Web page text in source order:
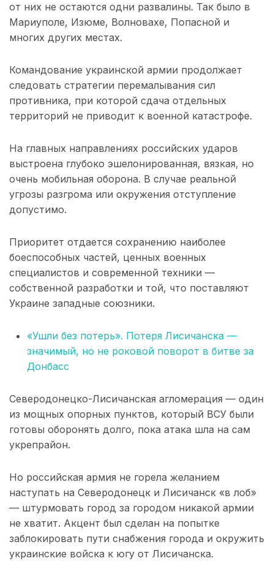
от них не остаются одни развалины. Так было в
Мариуполе, Изюме, Волновахе, Попасной и
многих других местах.
Командование украинской армии продолжает
следовать стратегии перемалывания сил
противника, при которой сдача отдельных
территорий не приводит к военной катастрофе.
На главных направлениях российских ударов
выстроена глубоко эшелонированная, вязкая, но
очень мобильная оборона. В случае реальной
угрозы разгрома или окружения отступление
допустимо.
Приоритет отдается сохранению наиболее
боеспособных частей, ценных военных
специалистов и современной техники —
собственной разработки и той, что поставляют
Украине западные союзники.
«Ушли без потерь». Потеря Лисичанска —
значимый, но не роковой поворот в битве за
Донбасс
Северодонецко-Лисичанская агломерация — один
из мощных опорных пунктов, который ВСУ были
готовы оборонять долго, пока атака шла на сам
укрепрайон.
Но российская армия не горела желанием
наступать на Северодонецк и Лисичанск «в лоб»
— штурмовать город за городом никакой армии
не хватит. Акцент был сделан на попытке
заблокировать пути снабжения города и окружить
украинские войска к югу от Лисичанска.